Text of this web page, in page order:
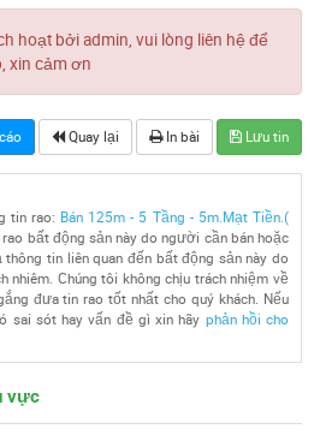
hoạt bởi admin, vui lòng liên hệ để
xin cảm ơn
Quay lại In bài Lưu tin
tin rao: Bán 125m - 5 Tầng - 5m.Mạt Tiền.(
rao bất động sản này do người cần bán hoặc
tin liên quan đến bất động sản này do
nhiêm. Chúng tôi không chịu trách nhiệm về
đưa tin rao tốt nhất cho quý khách. Nếu
sai sót hay vấn đề gì xin hãy phản hồi cho
vực